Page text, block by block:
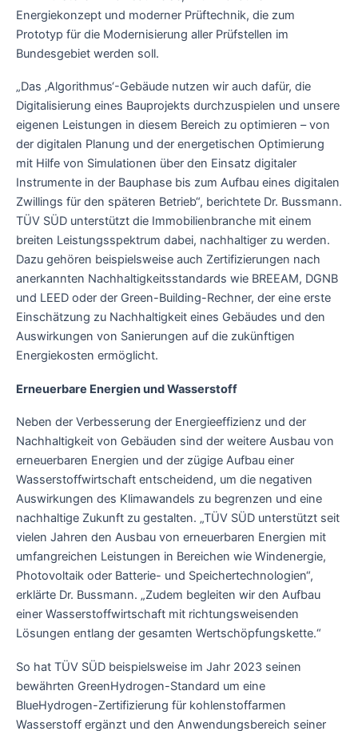
Energiekonzept und moderner Prüftechnik, die zum
Prototyp für die Modernisierung aller Prüfstellen im
Bundesgebiet werden soll.
„Das ‚Algorithmus‘-Gebäude nutzen wir auch dafür, die
Digitalisierung eines Bauprojekts durchzuspielen und unsere
eigenen Leistungen in diesem Bereich zu optimieren – von
der digitalen Planung und der energetischen Optimierung
mit Hilfe von Simulationen über den Einsatz digitaler
Instrumente in der Bauphase bis zum Aufbau eines digitalen
Zwillings für den späteren Betrieb“, berichtete Dr. Bussmann.
TÜV SÜD unterstützt die Immobilienbranche mit einem
breiten Leistungsspektrum dabei, nachhaltiger zu werden.
Dazu gehören beispielsweise auch Zertifizierungen nach
anerkannten Nachhaltigkeitsstandards wie BREEAM, DGNB
und LEED oder der Green-Building-Rechner, der eine erste
Einschätzung zu Nachhaltigkeit eines Gebäudes und den
Auswirkungen von Sanierungen auf die zukünftigen
Energiekosten ermöglicht.
Erneuerbare Energien und Wasserstoff
Neben der Verbesserung der Energieeffizienz und der
Nachhaltigkeit von Gebäuden sind der weitere Ausbau von
erneuerbaren Energien und der zügige Aufbau einer
Wasserstoffwirtschaft entscheidend, um die negativen
Auswirkungen des Klimawandels zu begrenzen und eine
nachhaltige Zukunft zu gestalten. „TÜV SÜD unterstützt seit
vielen Jahren den Ausbau von erneuerbaren Energien mit
umfangreichen Leistungen in Bereichen wie Windenergie,
Photovoltaik oder Batterie- und Speichertechnologien“,
erklärte Dr. Bussmann. „Zudem begleiten wir den Aufbau
einer Wasserstoffwirtschaft mit richtungsweisenden
Lösungen entlang der gesamten Wertschöpfungskette.“
So hat TÜV SÜD beispielsweise im Jahr 2023 seinen
bewährten GreenHydrogen-Standard um eine
BlueHydrogen-Zertifizierung für kohlenstoffarmen
Wasserstoff ergänzt und den Anwendungsbereich seiner